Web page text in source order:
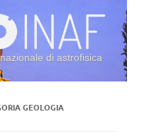
di astrofisica
GEOLOGIA